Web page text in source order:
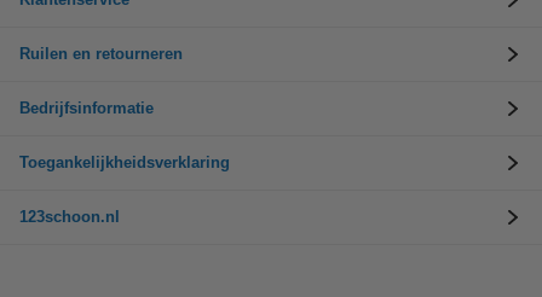
Ruilen en retourneren
Bedrijfsinformatie
Toegankelijkheidsverklaring
123schoon.nl